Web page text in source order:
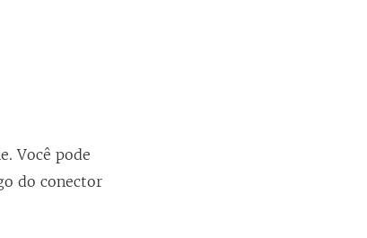
Você pode
do conector